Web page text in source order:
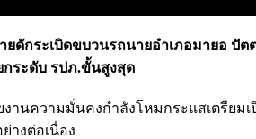
ดักระเบิดขบวนรถนายอำเภอมายอ ปั
กระดับ รปภ.ขั้นสูงสุด
นความมั่นคงกำลังโหมกระแสเตรียมเ
างต่อเนื่อง